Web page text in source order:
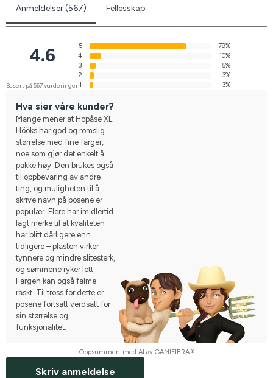
Anmeldelser (567) Fellesskap
4.6
Basert på 567 vurderinger
5
79%
4
10%
3
5%
2
3%
1
3%
Hva sier våre kunder?
Mange mener at Höpåse XL
Hööks har god og romslig
størrelse med fine farger,
noe som gjør det enkelt å
pakke høy. Den brukes også
til oppbevaring av andre
ting, og muligheten til å
skrive navn på posene er
populær. Flere har imidlertid
lagt merke til at kvaliteten
har blitt dårligere enn
tidligere – plasten virker
tynnere og mindre slitesterk,
og sømmene ryker lett.
Fargen kan også falme
raskt. Til tross for dette er
posene fortsatt verdsatt for
sin størrelse og
funksjonalitet.
Oppsummert med AI av GAMIFIERA.®
Skriv anmeldelse